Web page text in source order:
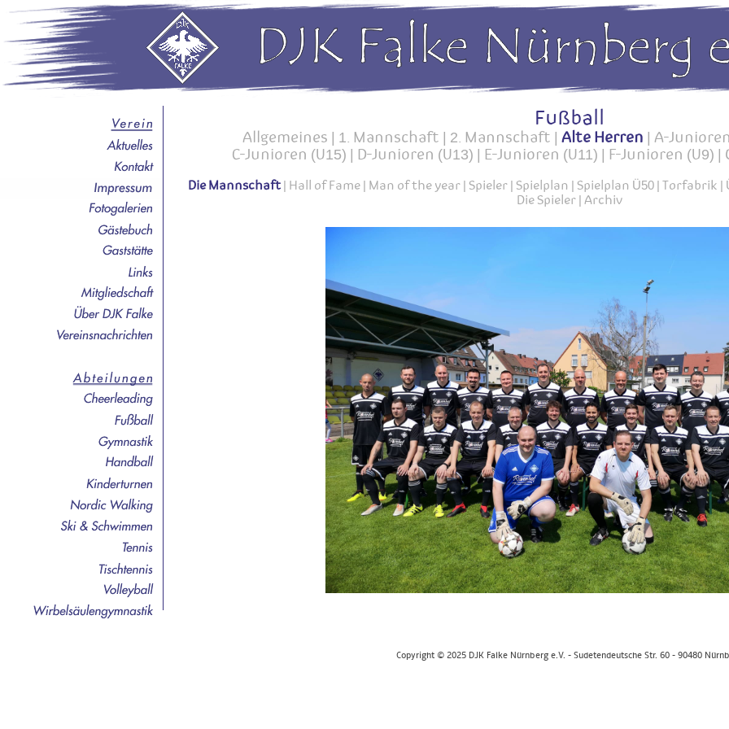
Copyright © 2025 DJK Falke Nürnberg e.V. - Sudetendeutsche Str. 60 - 90480
Fußball
Allgemeines | 1. Mannschaft | 2. Mannschaft | Alte Herren | A-
C-Junioren (U15) | D-Junioren (U13) | E-Junioren (U11) | F-Junioren (U9) |
Die Mannschaft| Hall of Fame| Man of the year| Spieler| Spielplan | Spielplan Ü50| Torfabrik |
Die Spieler | Archiv